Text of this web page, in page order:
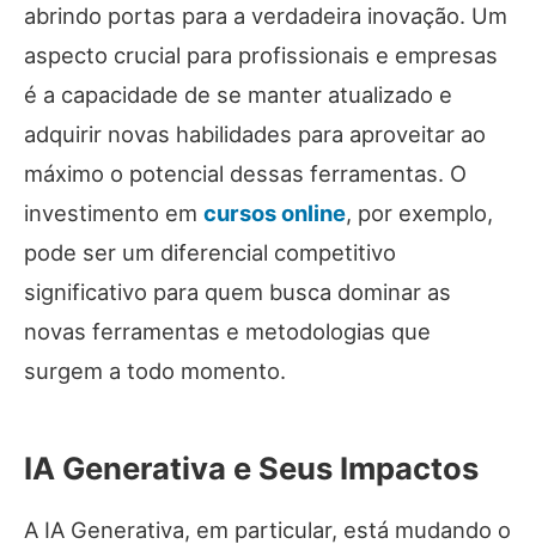
abrindo portas para a verdadeira inovação. Um
aspecto crucial para profissionais e empresas
é a capacidade de se manter atualizado e
adquirir novas habilidades para aproveitar ao
máximo o potencial dessas ferramentas. O
investimento em cursos online, por exemplo,
pode ser um diferencial competitivo
significativo para quem busca dominar as
novas ferramentas e metodologias que
surgem a todo momento.
IA Generativa e Seus Impactos
A IA Generativa, em particular, está mudando o